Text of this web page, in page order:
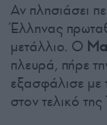
Αν πλησιάσει
Έλληνας
μετάλλιο. Ο
πλευρά, πήρε
εξασφάλισε με
στον τελικό